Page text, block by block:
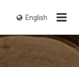
English